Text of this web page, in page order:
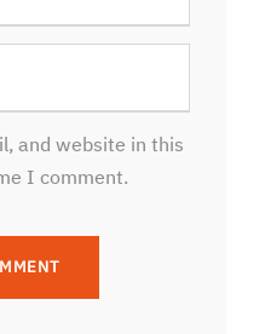
and website in this
I comment.